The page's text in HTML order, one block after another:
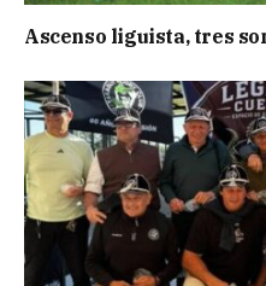
Ascenso liguista, tres